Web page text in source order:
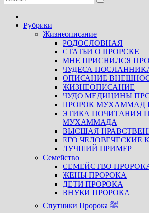
Рубрики
Жизнеописание
РОДОСЛОВНАЯ
СТАТЬИ О ПРОРОКЕ
МНЕ ПРИСНИЛСЯ
ЧУДЕСА
ОПИСАНИЕ
ЖИЗНЕОПИСАНИЕ
ЧУДО МЕДИЦИНЫ
ПРОРОК МУХАММАД
ЭТИКА ПОЧИТАНИЯ
МУХАММАДА
ВЫСШАЯ
ЕГО ЧЕЛОВЕЧЕСКИЕ
ЛУЧШИЙ ПРИМЕР
Семейство
СЕМЕЙСТВО
ЖЕНЫ ПРОРОКА
ДЕТИ ПРОРОКА
ВНУКИ ПРОРОКА
Спутники Пророка ﷺ